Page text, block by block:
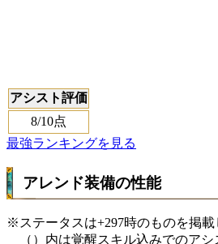
アシスト評価
8/10点
最強ランキングを見る
アレンド装備の性能
※ステータスは+297時のものを掲載
（）内は覚醒スキル込みでのアシ